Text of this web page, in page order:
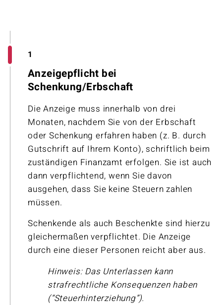
1
Anzeigepflicht bei
Schenkung/Erbschaft
Die Anzeige muss innerhalb von drei
Monaten, nachdem Sie von der Erbschaft
oder Schenkung erfahren haben (z. B. durch
Gutschrift auf Ihrem Konto), schriftlich beim
zuständigen Finanzamt erfolgen. Sie ist auch
dann verpflichtend, wenn Sie davon
ausgehen, dass Sie keine Steuern zahlen
müssen.
Schenkende als auch Beschenkte sind hierzu
gleichermaßen verpflichtet. Die Anzeige
durch eine dieser Personen reicht aber aus.
Hinweis: Das Unterlassen kann
strafrechtliche Konsequenzen haben
(“Steuerhinterziehung”).